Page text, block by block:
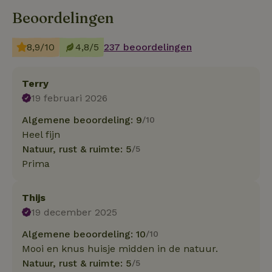
Beoordelingen
8,9/10 4,8/5 237 beoordelingen
Terry
19 februari 2026
Algemene beoordeling: 9/10
Heel fijn
Natuur, rust & ruimte: 5/5
Prima
Thijs
19 december 2025
Algemene beoordeling: 10/10
Mooi en knus huisje midden in de natuur.
Natuur, rust & ruimte: 5/5